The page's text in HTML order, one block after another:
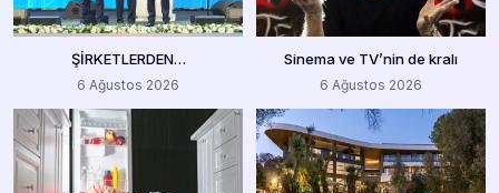
ŞİRKETLERDEN…
6 Ağustos 2026
Sinema ve TV’nin de kralı
6 Ağustos 2026